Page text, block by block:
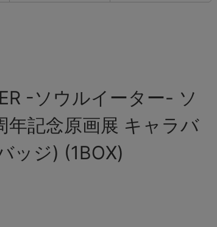
-ソウルイーター- ソ
年記念原画展 キャラバ
ッジ) (1BOX)